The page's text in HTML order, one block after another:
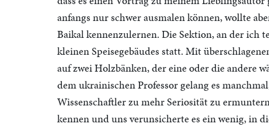
anfangs nur schwer ausmalen können, wollte
Baikal kennenzulernen. Die Sektion, an der ich
kleinen Speisegebäudes statt. Mit
auf zwei Holzbänken, der eine oder die andere
dem ukrainischen Professor gelang es
Wissenschaftler zu mehr Seriosität zu
kennen und uns verunsicherte es ein wenig, in